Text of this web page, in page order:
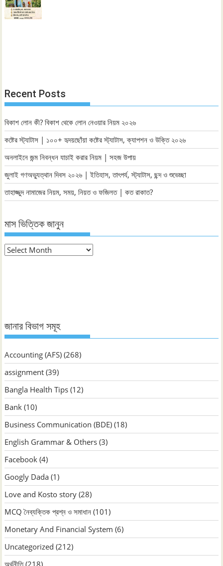
Recent Posts
বিকাশ লোন কী? বিকাশ থেকে লোন নেওয়ার নিয়ম ২০২৬
কষ্টের স্ট্যাটাস | ১০০+ হৃদয়ছোঁয়া কষ্টের স্ট্যাটাস, ক্যাপশন ও উক্তি ২০২৬
অনলাইনে জন্ম নিবন্ধন যাচাই করার নিয়ম | সহজ উপায়
জুলাই গণঅভ্যুত্থান দিবস ২০২৬ | ইতিহাস, তাৎপর্য, স্ট্যাটাস, ছন্দ ও শুভেচ্ছা
তাহাজ্জুদ নামাজের নিয়ম, সময়, নিয়ত ও ফজিলত | কত রাকাত?
মাস ভিত্তিক জানুন
মাস
জানার বিভাগ সমূহ
Accounting (AFS) (268)
assignment (39)
Bangla Health Tips (12)
Bank (10)
Business Communication (BDE) (18)
English Grammar & Others (3)
Facebook (4)
Googly Dada (1)
Love and Kosto story (28)
MCQ নৈব্যক্তিক প্রশ্ন ও সমাধান (101)
Monetary And Financial System (6)
Uncategorized (212)